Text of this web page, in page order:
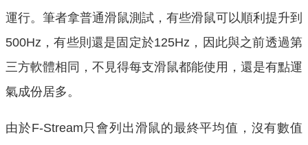
運行。筆者拿普通滑鼠測試，有些滑鼠可以順利提升到
500Hz，有些則還是固定於125Hz，因此與之前透過第
三方軟體相同，不見得每支滑鼠都能使用，還是有點運
氣成份居多。
由於F-Stream只會列出滑鼠的最終平均值，沒有數值